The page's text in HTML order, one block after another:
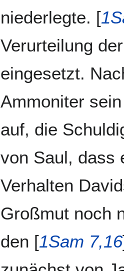
niederlegte. [
Verurteilung
eingesetzt.
Ammoniter
auf, die
von Saul, dass
Verhalten
Großmut noch
den [1Sam 7,16